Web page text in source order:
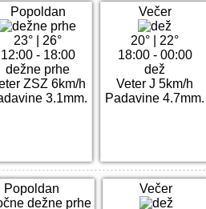
Popoldan
23°
26°
12:00 - 18:00
dežne prhe
ZSZ 6km/h
3.1mm.
Večer
20°
22°
18:00 - 00:00
dež
Veter J 5km/h
Padavine 4.7mm.
Popoldan Večer